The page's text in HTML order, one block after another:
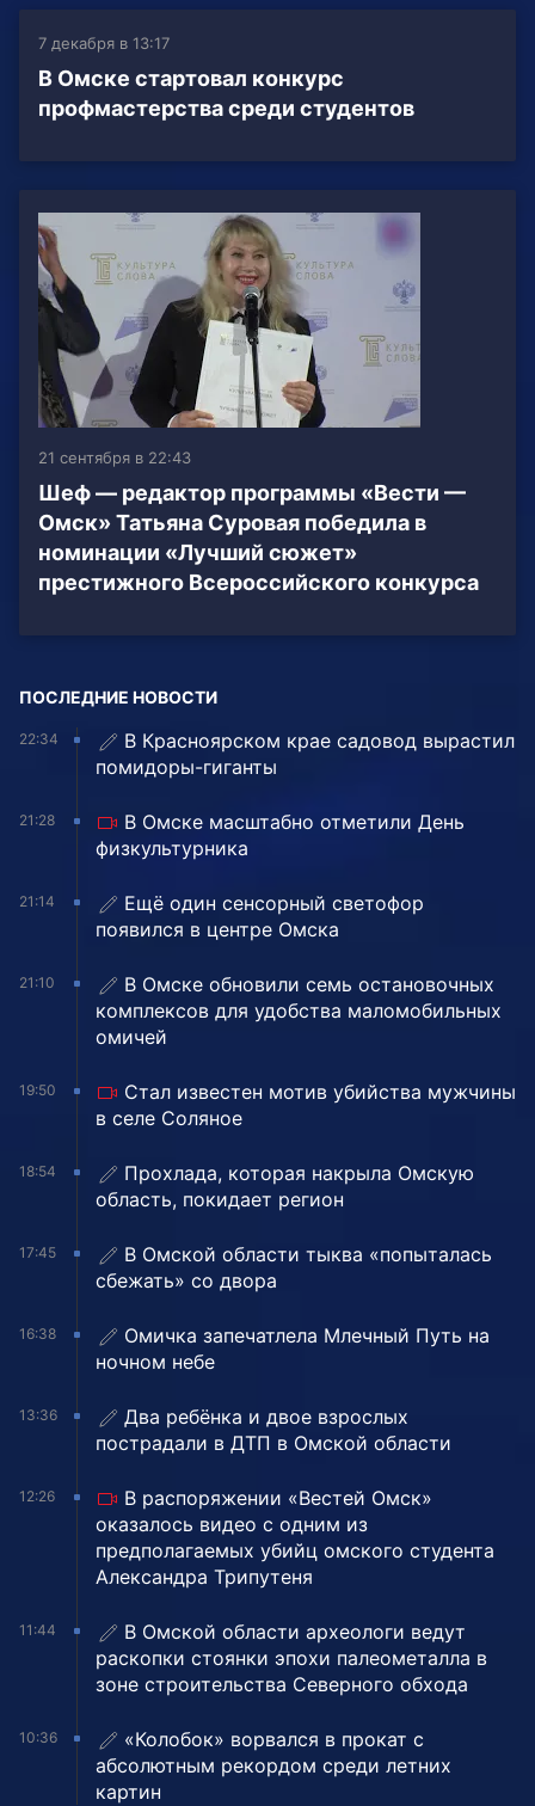
7 декабря в 13:17
В Омске стартовал конкурс
профмастерства среди студентов
21 сентября в 22:43
Шеф — редактор программы «Вести —
Омск» Татьяна Суровая победила в
номинации «Лучший сюжет»
престижного Всероссийского конкурса
ПОСЛЕДНИЕ НОВОСТИ
22:34
В Красноярском крае садовод вырастил
помидоры-гиганты
21:28
В Омске масштабно отметили День
физкультурника
21:14
Ещё один сенсорный светофор
появился в центре Омска
21:10
В Омске обновили семь остановочных
комплексов для удобства маломобильных
омичей
19:50
Стал известен мотив убийства мужчины
в селе Соляное
18:54
Прохлада, которая накрыла Омскую
область, покидает регион
17:45
В Омской области тыква «попыталась
сбежать» со двора
16:38
Омичка запечатлела Млечный Путь на
ночном небе
13:36
Два ребёнка и двое взрослых
пострадали в ДТП в Омской области
12:26
В распоряжении «Вестей Омск»
оказалось видео с одним из
предполагаемых убийц омского студента
Александра Трипутеня
11:44
В Омской области археологи ведут
раскопки стоянки эпохи палеометалла в
зоне строительства Северного обхода
10:36
«Колобок» ворвался в прокат с
абсолютным рекордом среди летних
картин